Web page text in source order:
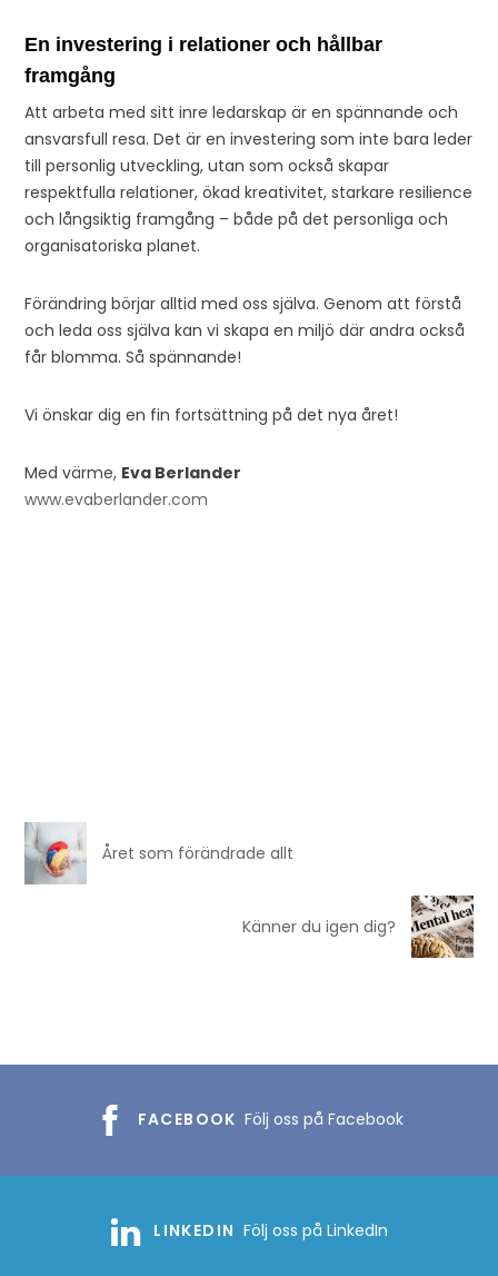
En investering i relationer och hållbar
framgång
Att arbeta med sitt inre ledarskap är en spännande och
ansvarsfull resa. Det är en investering som inte bara leder
till personlig utveckling, utan som också skapar
respektfulla relationer, ökad kreativitet, starkare resilience
och långsiktig framgång – både på det personliga och
organisatoriska planet.
Förändring börjar alltid med oss själva. Genom att förstå
och leda oss själva kan vi skapa en miljö där andra också
får blomma. Så spännande!
Vi önskar dig en fin fortsättning på det nya året!
Med värme, Eva Berlander
www.evaberlander.com
Året som förändrade allt
Känner du igen dig?
FACEBOOK Följ oss på Facebook
LINKEDIN Följ oss på LinkedIn